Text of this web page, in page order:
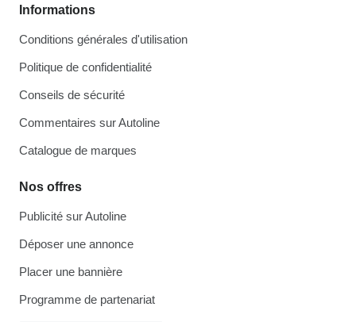
Informations
Conditions générales d'utilisation
Politique de confidentialité
Conseils de sécurité
Commentaires sur Autoline
Catalogue de marques
Nos offres
Publicité sur Autoline
Déposer une annonce
Placer une bannière
Programme de partenariat